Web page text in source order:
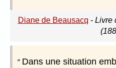
Diane de Beausacq - Livre
Dans une situation